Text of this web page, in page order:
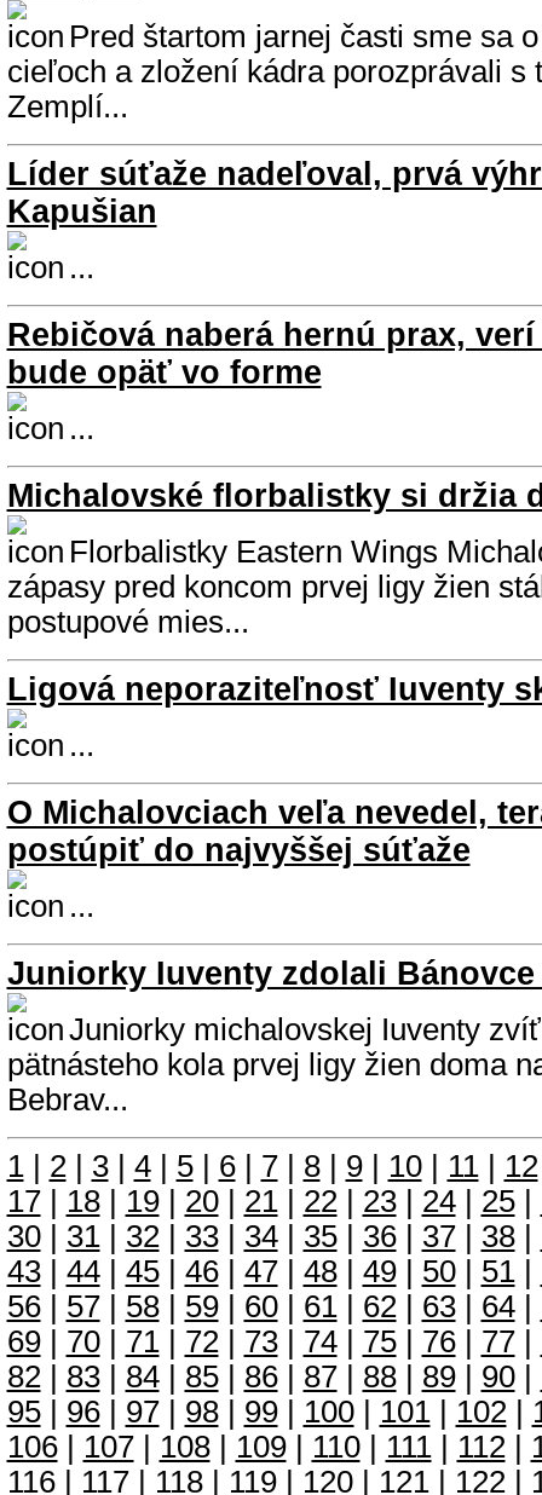
Pred štartom jarnej časti sme sa
cieľoch a zložení kádra porozprávali s
Zemplí...
Líder súťaže nadeľoval, prvá
Kapušian
...
Rebičová naberá hernú prax,
bude opäť vo forme
...
Michalovské florbalistky si držia
Florbalistky Eastern Wings
zápasy pred koncom prvej ligy žien
postupové mies...
Ligová neporaziteľnosť Iuventy
...
O Michalovciach veľa nevedel,
postúpiť do najvyššej súťaže
...
Juniorky Iuventy zdolali
Juniorky michalovskej Iuventy
pätnásteho kola prvej ligy žien doma
Bebrav...
1| 2| 3| 4| 5| 6| 7| 8| 9| 10| 11| 12
17| 18| 19| 20| 21| 22| 23| 24| 25|
30| 31| 32| 33| 34| 35| 36| 37| 38|
43| 44| 45| 46| 47| 48| 49| 50| 51|
56| 57| 58| 59| 60| 61| 62| 63| 64|
69| 70| 71| 72| 73| 74| 75| 76| 77|
82| 83| 84| 85| 86| 87| 88| 89| 90|
95| 96| 97| 98| 99| 100| 101| 102|
106| 107| 108| 109| 110| 111| 112|
116| 117| 118| 119| 120| 121| 122|